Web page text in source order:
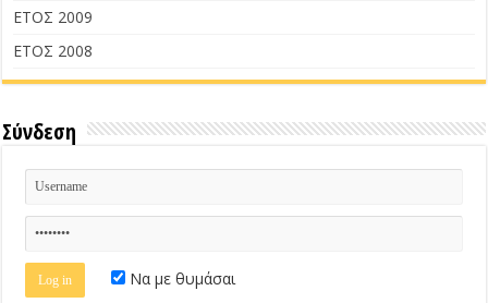
ΕΤΟΣ 2009
ΕΤΟΣ 2008
Σύνδεση
Να με θυμάσαι